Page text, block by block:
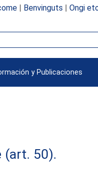
| Benvinguts | Ongi
y Publicaciones
(art. 50).